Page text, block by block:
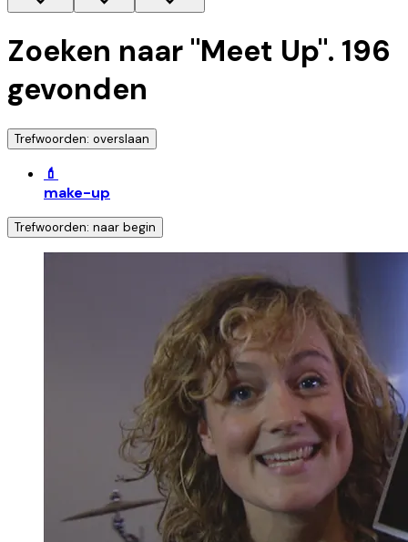
Zoeken naar "Meet Up". 196
gevonden
Trefwoorden: overslaan
💄
make-up
Trefwoorden: naar begin